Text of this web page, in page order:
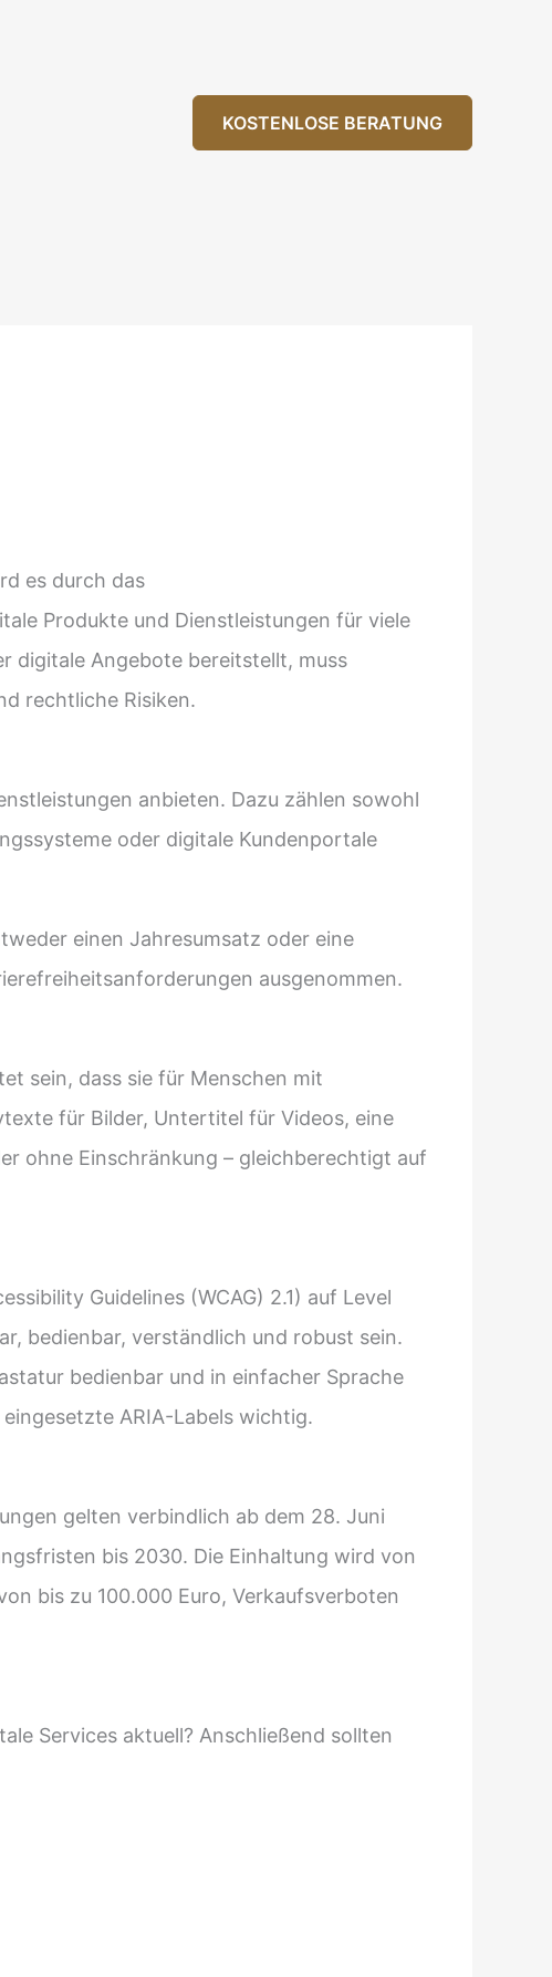
KOSTENLOSE BERATUNG
es durch das
Produkte und Dienstleistungen für viele
digitale Angebote bereitstellt, muss
rechtliche Risiken.
anbieten. Dazu zählen sowohl
oder digitale Kundenportale
einen Jahresumsatz oder eine
ausgenommen.
sein, dass sie für Menschen mit
für Bilder, Untertitel für Videos, eine
ohne Einschränkung – gleichberechtigt auf
Guidelines (WCAG) 2.1) auf Level
bedienbar, verständlich und robust sein.
bedienbar und in einfacher Sprache
ARIA-Labels wichtig.
gelten verbindlich ab dem 28. Juni
bis 2030. Die Einhaltung wird von
bis zu 100.000 Euro, Verkaufsverboten
Services aktuell? Anschließend sollten